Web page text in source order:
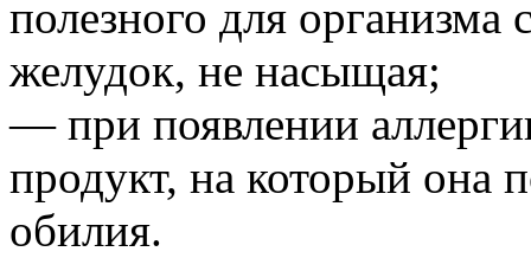
полезного для организма
желудок, не насыщая;
— при появлении
продукт, на который она
обилия.